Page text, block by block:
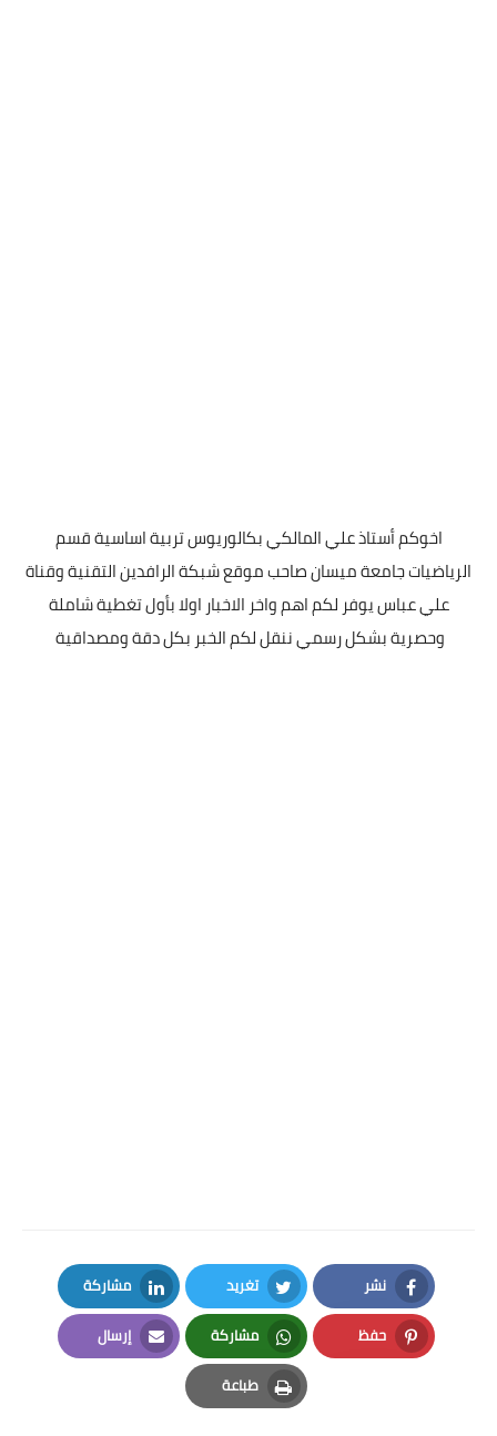
اخوكم أستاذ علي المالكي بكالوريوس تربية اساسية قسم
الرياضيات جامعة ميسان صاحب موقع شبكة الرافدين التقنية وقناة
علي عباس يوفر لكم اهم واخر الاخبار اولا بأول تغطية شاملة
وحصرية بشكل رسمي ننقل لكم الخبر بكل دقة ومصداقية
نشر
Facebook
تغريد
Twitter
مشاركة
LinkedIn
حفظ
Pinterest
مشاركة
Whatsapp
إرسال
Email
طباعة
Print